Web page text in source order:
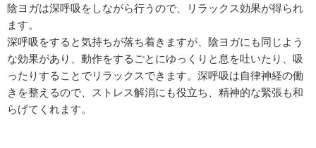
陰ヨガは深呼吸をしながら行うので、リラックス効果が得られ
ます。
深呼吸をすると気持ちが落ち着きますが、陰ヨガにも同じよう
な効果があり、動作をするごとにゆっくりと息を吐いたり、吸
ったりすることでリラックスできます。深呼吸は自律神経の働
きを整えるので、ストレス解消にも役立ち、精神的な緊張も和
らげてくれます。